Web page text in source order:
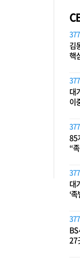
김
핵
대
이
85
“
대
‘
27